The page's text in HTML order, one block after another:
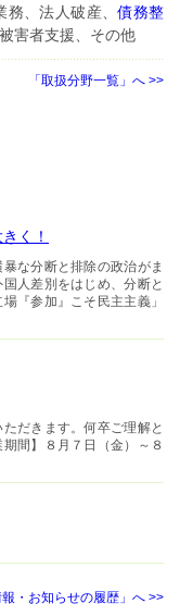
務、法人破産、債務整
害者支援、その他
「取扱分野一覧」へ >>
く！
な分断と排除の政治がま
人差別をはじめ、分断と
『参加』こそ民主主義」
だきます。何卒ご理解と
間】８月７日（金）～８
報・お知らせの履歴」へ >>